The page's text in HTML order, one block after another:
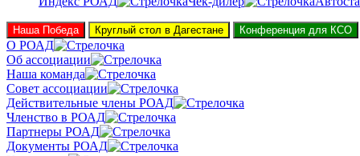
Наша Победа Круглый стол в Дагестане Конференция для КСО
О РОАД
Об ассоциации
Наша команда
Совет ассоциации
Действительные члены РОАД
Членство в РОАД
Партнеры РОАД
Документы РОАД